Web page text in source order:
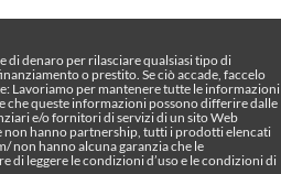
di denaro per rilasciare qualsiasi tipo di
o prestito. Se ciò accade, faccelo
Lavoriamo per mantenere tutte le informazioni
che queste informazioni possono differire dalle
e/o fornitori di servizi di un sito Web
hanno partnership, tutti i prodotti elencati
non hanno alcuna garanzia che le
di leggere le condizioni d’uso e le condizioni di